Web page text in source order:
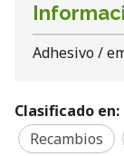
Adhesivo /
Clasificado en:
Recambios